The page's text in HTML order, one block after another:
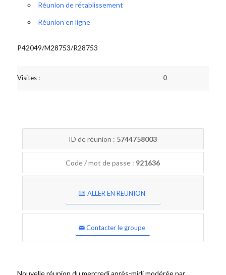
Réunion de rétablissement
Réunion en ligne
P42049/M28753/R28753
Visites : 0
ID de réunion : 5744758003
Code / mot de passe : 921636
ALLER EN REUNION
Contacter le groupe
Nouvelle réunion du mercredi après-midi modérée par